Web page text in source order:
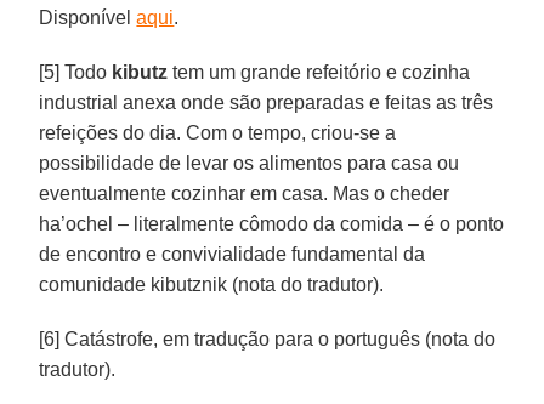
Disponívelaqui.
[5] Todo kibutz tem um grande refeitório e cozinha
industrial anexa onde são preparadas e feitas as três
refeições do dia. Com o tempo, criou-se a
possibilidade de levar os alimentos para casa ou
eventualmente cozinhar em casa. Mas o cheder
ha’ochel – literalmente cômodo da comida – é o ponto
de encontro e convivialidade fundamental da
comunidade kibutznik (nota do tradutor).
[6] Catástrofe, em tradução para o português (nota do
tradutor).